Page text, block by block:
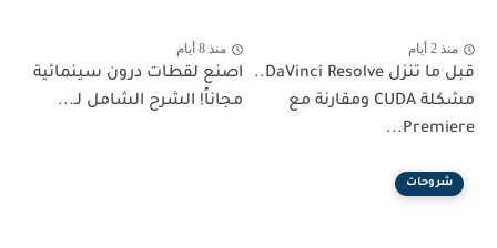
منذ 2 أيام
قبل ما تنزل DaVinci Resolve..
مشكلة CUDA ومقارنة مع
Premiere...
منذ 8 أيام
اصنع لقطات درون سينمائية
مجاناً! الشرح الشامل لـ...
شروحات